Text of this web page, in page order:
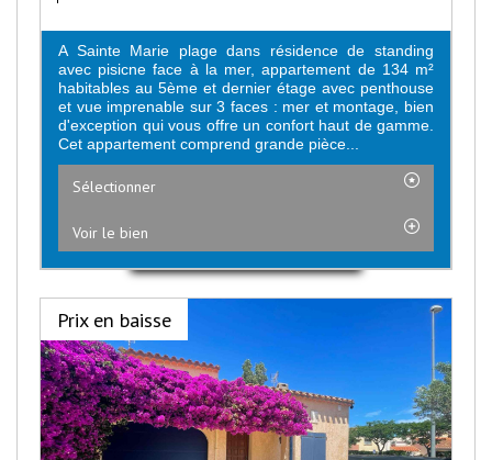
A Sainte Marie plage dans résidence de standing
avec pisicne face à la mer, appartement de 134 m²
habitables au 5ème et dernier étage avec penthouse
et vue imprenable sur 3 faces : mer et montage, bien
d'exception qui vous offre un confort haut de gamme.
Cet appartement comprend grande pièce...
Sélectionner
Voir le bien
Prix en baisse